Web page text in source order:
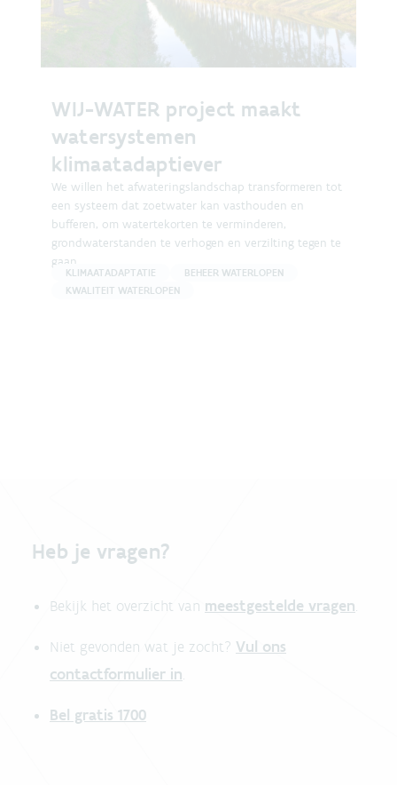
WIJ-WATER project maakt
watersystemen
klimaatadaptiever
We willen het afwateringslandschap transformeren tot
een systeem dat zoetwater kan vasthouden en
bufferen, om watertekorten te verminderen,
grondwaterstanden te verhogen en verzilting tegen te
gaan.
KLIMAATADAPTATIE
BEHEER WATERLOPEN
KWALITEIT WATERLOPEN
Heb je vragen?
Bekijk het overzicht van meestgestelde vragen.
Niet gevonden wat je zocht? Vul ons
contactformulier in.
Bel gratis 1700